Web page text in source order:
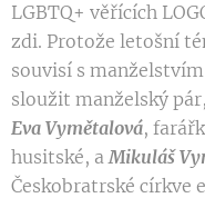
LGBTQ+ věřících
zdi. Protože letošní
souvisí s
sloužit manželský
Eva Vymětalová,
husitské, a Mikuláš
Českobratrské církve